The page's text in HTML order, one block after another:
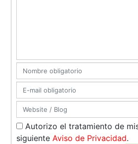
Autorizo el tratamiento de
siguienteAviso de Privacidad.